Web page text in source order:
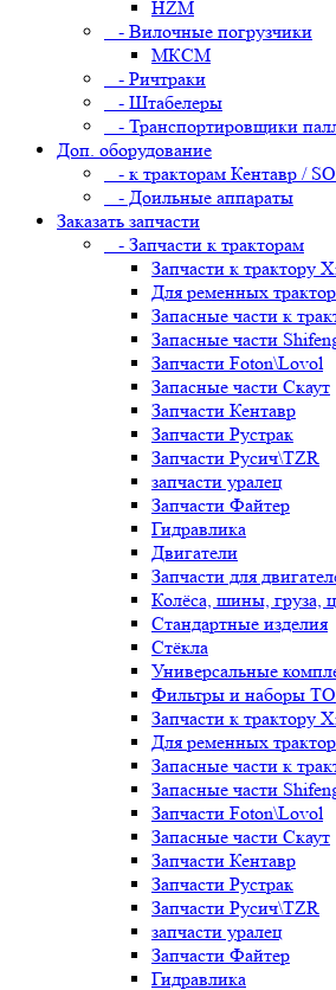
HZM
- Вилочные погрузчики
МКСМ
- Ричтраки
- Штабелеры
- Транспортировщики
Доп. оборудование
- к тракторам Кентавр /
- Доильные аппараты
Заказать запчасти
- Запчасти к тракторам
Запчасти к трактору
Для ременных
Запасные части к
Запасные части
Запчасти Foton\Lovol
Запасные части Скаут
Запчасти Кентавр
Запчасти Рустрак
Запчасти Русич\TZR
запчасти уралец
Запчасти Файтер
Гидравлика
Двигатели
Запчасти для
Колёса, шины, груза,
Стандартные изделия
Стёкла
Универсальные
Фильтры и наборы ТО
Запчасти к трактору
Для ременных
Запасные части к
Запасные части
Запчасти Foton\Lovol
Запасные части Скаут
Запчасти Кентавр
Запчасти Рустрак
Запчасти Русич\TZR
запчасти уралец
Запчасти Файтер
Гидравлика